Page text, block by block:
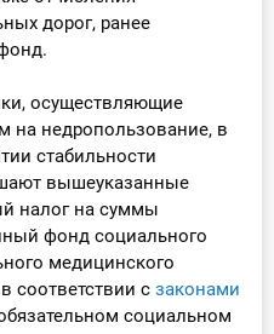
дорог, ранее
осуществляющие
на недропользование, в
стабильности
вышеуказанные
налог на суммы
фонд социального
медицинского
соответствии с законами
социальном